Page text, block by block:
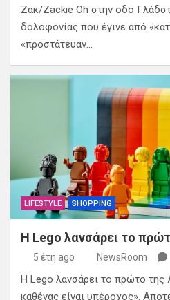
Ζακ/Zackie Oh στην οδό
δολοφονίας που έγινε από
«προστάτευαν…
LIFESTYLE SHOPPING
Η Lego λανσάρει το
5 έτη ago NewsRoom
Η Lego λανσάρει το πρώτο της
καθένας είναι υπέροχος».